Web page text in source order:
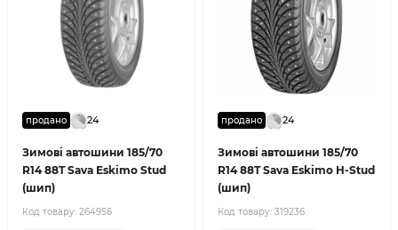
продано 24
Зимові автошини 185/70
R14 88T Sava Eskimo Stud
(шип)
Код товару: 264956
продано 24
Зимові автошини 185/70
R14 88T Sava Eskimo H-Stud
(шип)
Код товару: 319236